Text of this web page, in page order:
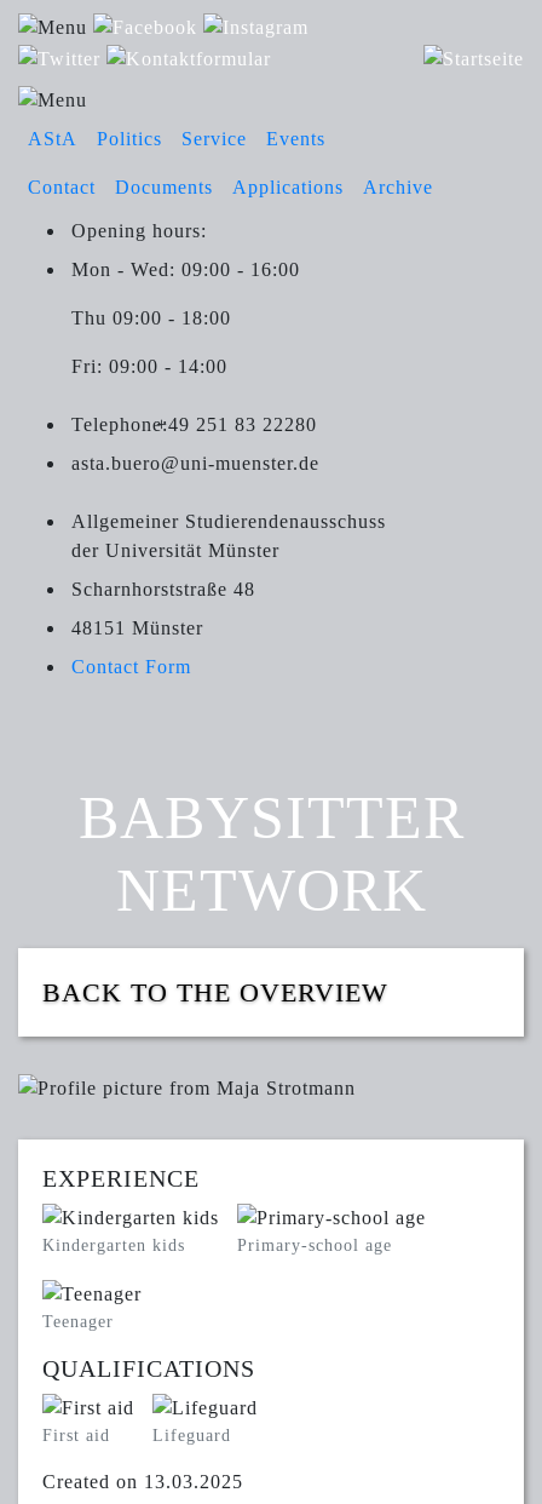
AStA Politics Service Events
Contact Documents Applications Archive
Opening hours:
Mon - Wed: 09:00 - 16:00
Thu 09:00 - 18:00
Fri: 09:00 - 14:00
Telephone:+49 251 83 22280
asta.buero@uni-muenster.de
Allgemeiner Studierendenausschuss
der Universität Münster
Scharnhorststraße 48
48151 Münster
Contact Form
BABYSITTER
NETWORK
BACK TO THE OVERVIEW
EXPERIENCE
Kindergarten kids Primary-school age
Teenager
QUALIFICATIONS
First aid Lifeguard
Created on 13.03.2025